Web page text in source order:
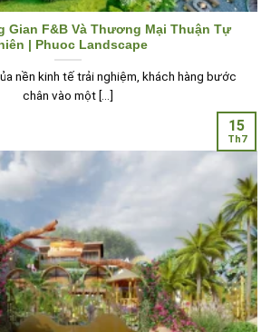
Gian F&B Và Thương Mại Thuận Tự
| Phuoc Landscape
nền kinh tế trải nghiệm, khách hàng bước
chân vào một [...]
15
Th7